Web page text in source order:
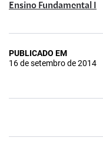
Ensino Fundamental I
PUBLICADO EM
16 de setembro de 2014